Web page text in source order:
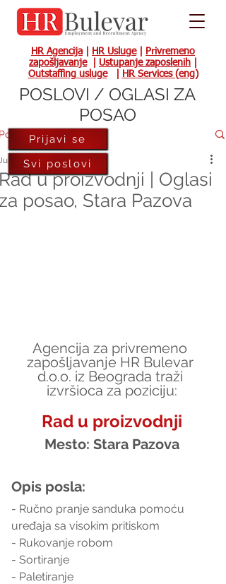
HR Agencija HR Usluge|
Privremeno
zapošljavanje| Ustupanje zaposlenih
Outstaffing usluge| HR Services (eng)
u proizvodnji | Oglasi
posao, Stara Pazova
25, 2022
Agencija za privremeno
zapošljavanje HR Bulevar
d.o.o. iz Beograda traži
izvršioca za poziciju:
Rad u proizvodnji
Mesto: Stara Pazova
Opis posla:
- Ručno pranje sanduka pomoću
uređaja sa visokim pritiskom
- Rukovanje robom
- Sortiranje
- Paletiranje
Prijavi se
Svi poslovi
POSLOVI / OGLASI ZA
POSAO